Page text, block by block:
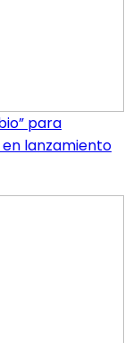
para
en lanzamiento